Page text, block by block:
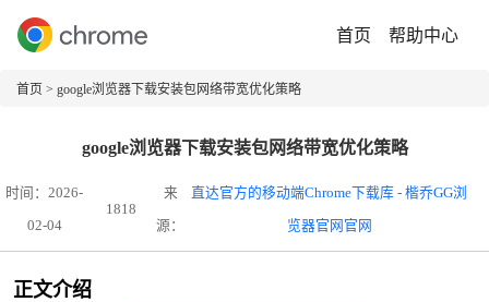
首页 帮助中心
首页 > google浏览器下载安装包网络带宽优化策略
google浏览器下载安装包网络带宽优化策略
时间：2026-
02-04
1818
来
源：
直达官方的移动端Chrome下载库 - 楷乔GG浏
览器官网官网
正文介绍